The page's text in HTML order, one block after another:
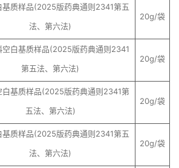
基质样品(2025版药典通则2341第五
法、第六法)
20g/袋
空白基质样品(2025版药典通则2341
第五法、第六法)
20g/袋
白基质样品(2025版药典通则2341第
五法、第六法)
20g/袋
基质样品(2025版药典通则2341第五
法、第六法)
20g/袋